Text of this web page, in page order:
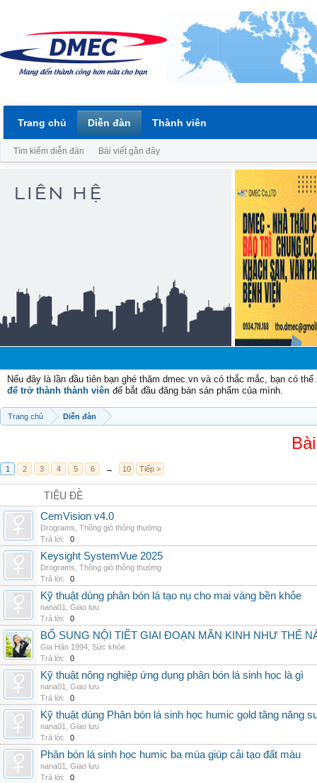
Nếu đây là lần đầu tiên bạn ghé thăm dmec.vn và có thắc mắc, bạn có
để trở thành thành viên để bắt đầu đăng bán sản phẩm của mình.
Trang chủ Diễn đàn
1 2 3 4 5 6 → 10 Tiếp >
TIÊU ĐỀ
CemVision v4.0
Drograms Thông gió thông thường
Trả lời:
0
Keysight SystemVue 2025
Drograms Thông gió thông thường
Trả lời:
0
Kỹ thuật dùng phân bón lá tạo nụ cho mai vàng bền khỏe
nana01
Giao lưu
Trả lời:
0
BỔ SUNG NỘI TIẾT GIAI ĐOẠN MÃN KINH NHƯ THẾ
Gia Hân 1994 Sức khỏe
Trả lời:
0
Kỹ thuật nông nghiệp ứng dụng phân bón lá sinh học là gì
nana01
Giao lưu
Trả lời:
0
Kỹ thuật dùng Phân bón lá sinh học humic gold tăng năng
nana01
Giao lưu
Trả lời:
0
Phân bón lá sinh học humic ba mùa giúp cải tạo đất màu
nana01
Giao lưu
Trả lời:
0
Trang chủ Diễn đàn
Tìm kiếm diễn đàn Bài viết gần đây
Thành viên